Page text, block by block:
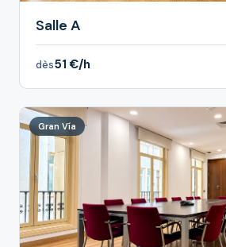
Salle A
dès51 €/h
Gran Vía